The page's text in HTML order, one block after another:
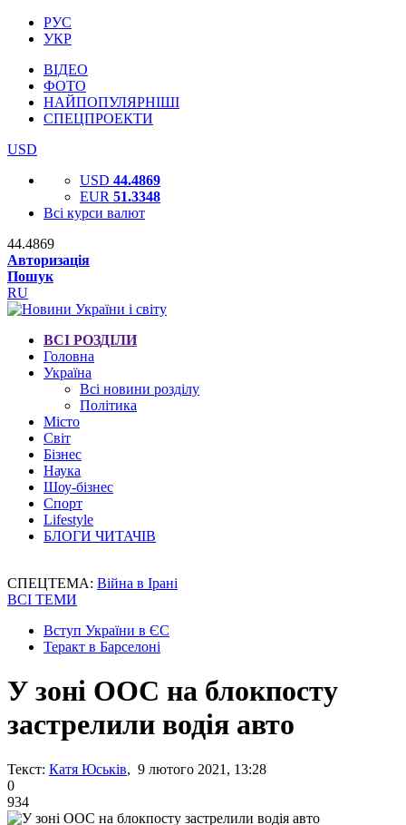
РУС
УКР
ВІДЕО
ФОТО
НАЙПОПУЛЯРНІШІ
СПЕЦПРОЕКТИ
USD
USD 44.4869
EUR 51.3348
Всі курси валют
44.4869
Авторизація
Пошук
RU
ВСІ РОЗДІЛИ
Головна
Україна
Всі новини розділу
Політика
Місто
Світ
Бізнес
Наука
Шоу-бізнес
Спорт
Lifestyle
БЛОГИ ЧИТАЧІВ
СПЕЦТЕМА: Війна в Ірані
ВСІ ТЕМИ
Вступ України в ЄС
Теракт в Барселоні
У зоні ООС на блокпосту
застрелили водія авто
Текст: Катя Юськів, 9 лютого 2021, 13:28
0
934